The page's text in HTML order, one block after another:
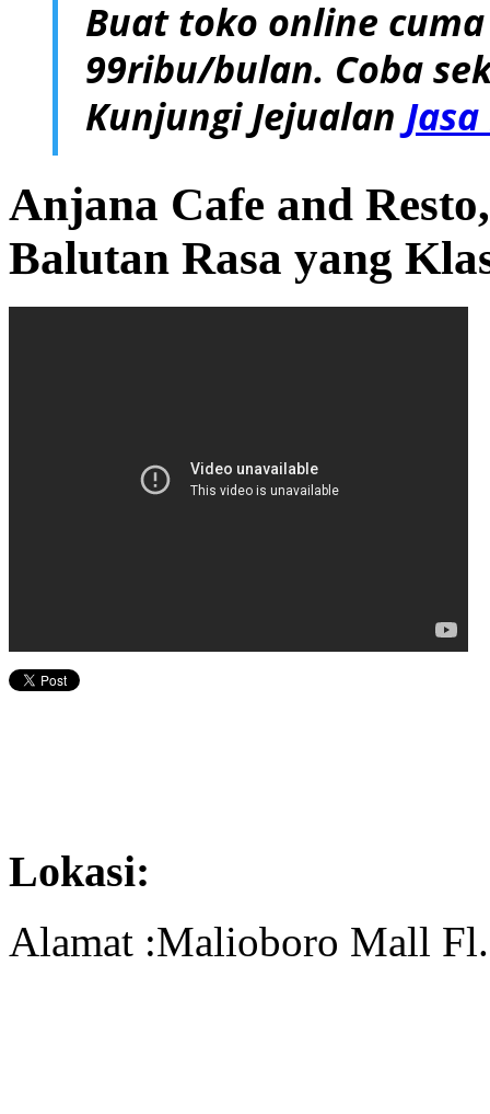
Buat toko online
99ribu/bulan. Coba
Kunjungi Jejualan
Anjana Cafe and
Balutan Rasa yang
Lokasi:
Alamat :Malioboro Mall Fl.